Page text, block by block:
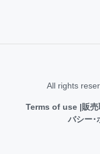
All rights
Terms of use 販売
バシー･